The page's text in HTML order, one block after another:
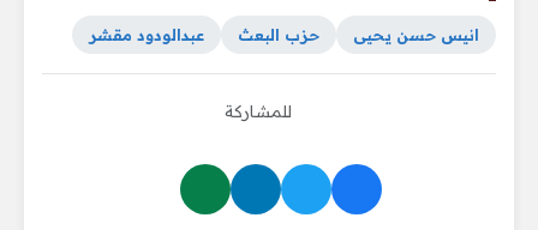
انيس حسن يحيى حزب البعث عبدالودود مقشر
للمشاركة